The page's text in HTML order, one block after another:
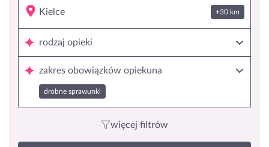
+30 km
rodzaj opieki
zakres obowiązków opiekuna
drobne sprawunki
więcej filtrów